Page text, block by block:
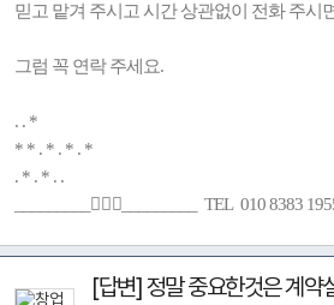
믿고 맡겨 주시고 시간 상관없이 전화 주시
그럼 꼭 연락 주세요.
. . *
* * . * . * . *
. * . * . .
_________🚶🏻‍♂️_________ TEL 010 8383
[답변] 정말 중요한것은 계약